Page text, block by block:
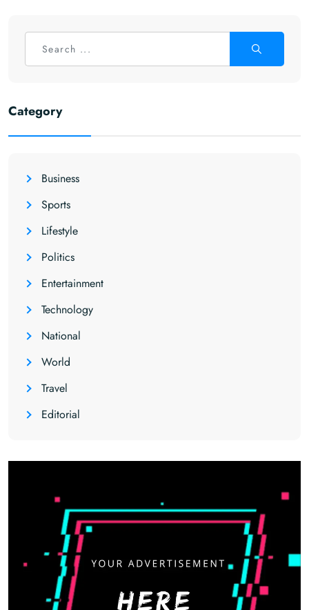
Category
Business
Sports
Lifestyle
Politics
Entertainment
Technology
National
World
Travel
Editorial